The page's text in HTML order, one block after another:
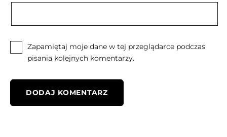
Zapamiętaj moje dane w tej przeglądarce podczas
pisania kolejnych komentarzy.